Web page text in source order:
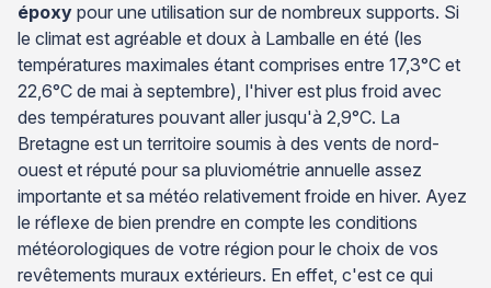
époxy pour une utilisation sur de nombreux supports. Si
le climat est agréable et doux à Lamballe en été (les
températures maximales étant comprises entre 17,3°C et
22,6°C de mai à septembre), l'hiver est plus froid avec
des températures pouvant aller jusqu'à 2,9°C. La
Bretagne est un territoire soumis à des vents de nord-
ouest et réputé pour sa pluviométrie annuelle assez
importante et sa météo relativement froide en hiver. Ayez
le réflexe de bien prendre en compte les conditions
météorologiques de votre région pour le choix de vos
revêtements muraux extérieurs. En effet, c'est ce qui